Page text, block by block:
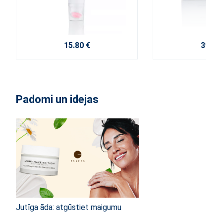
15.80 € 39.50
Padomi un idejas
Jutīga āda: atgūstiet maigumu